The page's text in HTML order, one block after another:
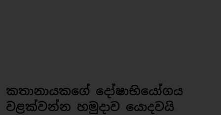
කතානායකගේ දෝෂාභියෝගය
වළක්වන්න හමුදාව යොදවයි